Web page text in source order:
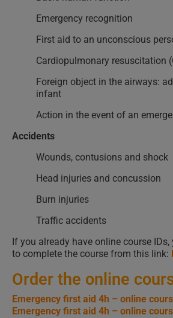
Emergency recognition
First aid to an unconscious
Cardiopulmonary resuscitation
Foreign object in the airways:
infant
Action in the event of an
Accidents
Wounds, contusions and shock
Head injuries and concussion
Burn injuries
Traffic accidents
If you already have online course
to complete the course from this link:
Order the online
Emergency first aid 4h – online
Emergency first aid 4h – online